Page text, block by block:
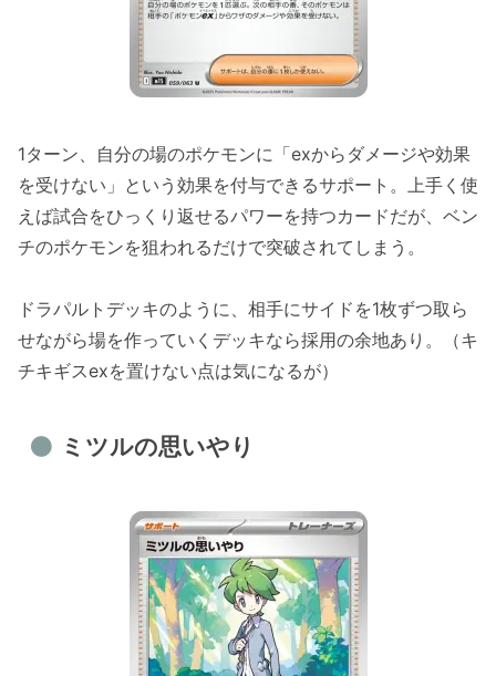
1ターン、自分の場のポケモンに「exからダメージや効果
を受けない」という効果を付与できるサポート。上手く使
えば試合をひっくり返せるパワーを持つカードだが、ベン
チのポケモンを狙われるだけで突破されてしまう。
ドラパルトデッキのように、相手にサイドを1枚ずつ取ら
せながら場を作っていくデッキなら採用の余地あり。（キ
チキギスexを置けない点は気になるが）
ミツルの思いやり